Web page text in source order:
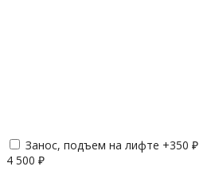
Занос, подъем на лифте +350 ₽
4 500 ₽